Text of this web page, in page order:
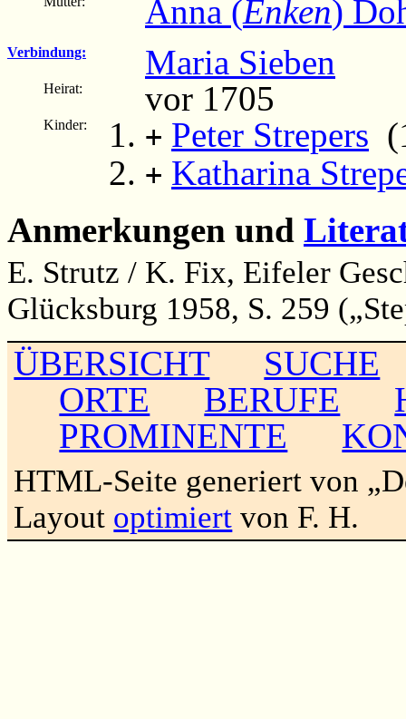
Anna (Enken)
Verbindung: Maria Sieben
Heirat: vor 1705
Kinder: + Peter Strepers
+ Katharina
Anmerkungen und
E. Strutz / K. Fix, Eifeler
Glücksburg 1958, S. 259
ÜBERSICHT
SUCHE
ORTE
BERUFE
PROMINENTE
HTML-Seite generiert von
Layout optimiert von F. H.